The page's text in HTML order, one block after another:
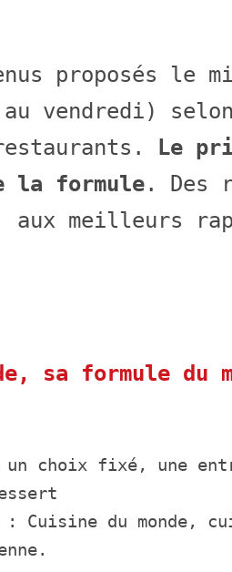
proposés le
au vendredi)
Le
la formule. Des
aux meilleurs
sa formule du
un choix fixé, une
: Cuisine du monde,